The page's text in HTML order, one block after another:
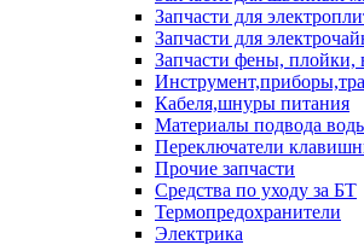
Запчасти для
Запчасти для
Запчасти фены, плойки,
Кабеля,шнуры питания
Материалы подвода
Переключатели
Прочие запчасти
Средства по уходу за БТ
Термопредохранители
Электрика